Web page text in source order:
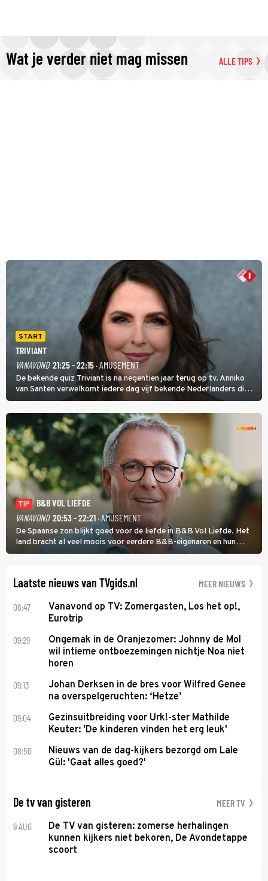
Wat je verder niet mag missen ALLE TIPS
START
TRIVIANT
VANAVOND 21:25 - 22:15· AMUSEMENT
De bekende quiz Triviant is na negentien jaar terug op tv. Anniko
van Santen verwelkomt iedere dag vijf bekende Nederlanders die
vragen beantwoorden in verschillende categorieën. De beste
speler gaat direct door naar de finaleweek.
TIP
B&B VOL LIEFDE
VANAVOND 20:53 - 22:21· AMUSEMENT
De Spaanse zon blijkt goed voor de liefde in B&B Vol Liefde. Het
land bracht al veel moois voor eerdere B&B-eigenaren en hun
partners. Ook Paul runt zijn gastenverblijf in Spanje. De 62-jarige
Laatste nieuws van TVgids.nl MEER NIEUWS
06:47
Vanavond op TV: Zomergasten, Los het op!,
Eurotrip
09:29
Ongemak in de Oranjezomer: Johnny de Mol
wil intieme ontboezemingen nichtje Noa niet
horen
09:13
Johan Derksen in de bres voor Wilfred Genee
na overspelgeruchten: ‘Hetze’
09:04
Gezinsuitbreiding voor Urk!-ster Mathilde
Keuter: 'De kinderen vinden het erg leuk'
08:50
Nieuws van de dag-kijkers bezorgd om Lale
Gül: 'Gaat alles goed?'
De tv van gisteren MEER TV
9 AUG
De TV van gisteren: zomerse herhalingen
kunnen kijkers niet bekoren, De Avondetappe
scoort